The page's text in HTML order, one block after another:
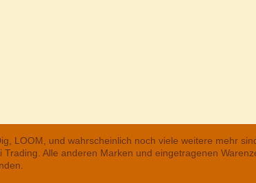
LOOM, und wahrscheinlich noch viele weitere mehr
Alle anderen Marken und eingetragenen